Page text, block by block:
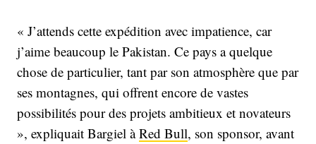
« J’attends cette expédition avec impatience, car
j’aime beaucoup le Pakistan. Ce pays a quelque
chose de particulier, tant par son atmosphère que par
ses montagnes, qui offrent encore de vastes
possibilités pour des projets ambitieux et novateurs
», expliquait Bargiel àRed Bull, son sponsor, avant